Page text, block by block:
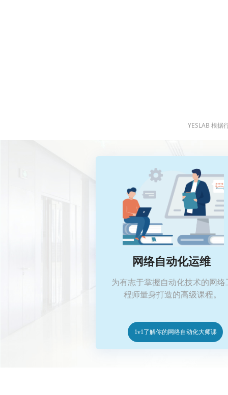
YESLAB 根据
网络自动化运维
为有志于掌握自动化技术的网络
程师量身打造的高级课程。
1v1了解你的网络自动化大师课